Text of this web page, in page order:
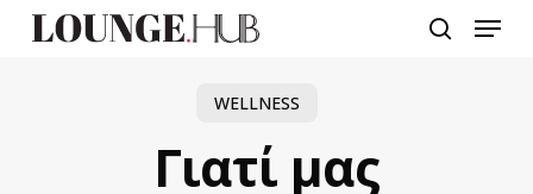
Menu
WELLNESS
Γιατί μας